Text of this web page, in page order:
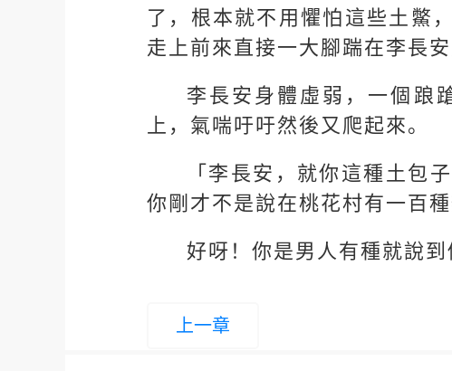
了，根本就不用懼怕這些土鱉
走上前來直接一大腳踹在李長安
李長安身體虛弱，一個踉
上，氣喘吁吁然後又爬起來。
「李長安，就你這種土包
你剛才不是說在桃花村有一百
好呀！你是男人有種就說
上一章